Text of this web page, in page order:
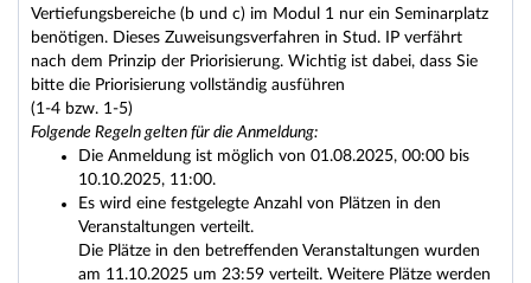
Vertiefungsbereiche (b und c) im Modul 1 nur ein Seminarplatz
benötigen. Dieses Zuweisungsverfahren in Stud. IP verfährt
nach dem Prinzip der Priorisierung. Wichtig ist dabei, dass Sie
bitte die Priorisierung vollständig ausführen
(1-4 bzw. 1-5)
Folgende Regeln gelten für die Anmeldung:
Die Anmeldung ist möglich von 01.08.2025, 00:00 bis
10.10.2025, 11:00.
Es wird eine festgelegte Anzahl von Plätzen in den
Veranstaltungen verteilt.
Die Plätze in den betreffenden Veranstaltungen wurden
am 11.10.2025 um 23:59 verteilt. Weitere Plätze werden